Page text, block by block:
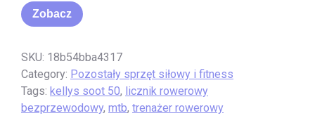
Zobacz
SKU: 18b54bba4317
Category: Pozostały sprzęt siłowy i fitness
Tags: kellys soot 50, licznik rowerowy
bezprzewodowy, mtb, trenażer rowerowy